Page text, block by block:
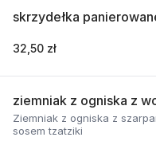
skrzydełka
32,50 zł
ziemniak z ogniska z
Ziemniak z ogniska z
sosem tzatziki